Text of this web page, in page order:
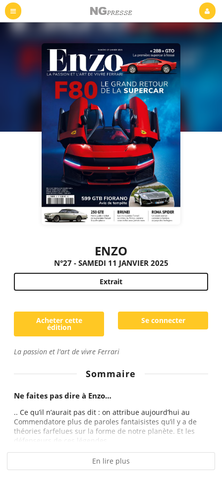
ENZO
N°27 - SAMEDI 11 JANVIER 2025
Extrait
Acheter cette
édition
Se connecter
La passion et l'art de vivre Ferrari
Sommaire
Ne faites pas dire à Enzo…
.. Ce qu’il n’aurait pas dit : on attribue aujourd’hui au
Commendatore plus de paroles fantaisistes qu’il y a de
théories farfelues sur la forme de notre planète. Et les
défenseurs de ces légendes...
En lire plus